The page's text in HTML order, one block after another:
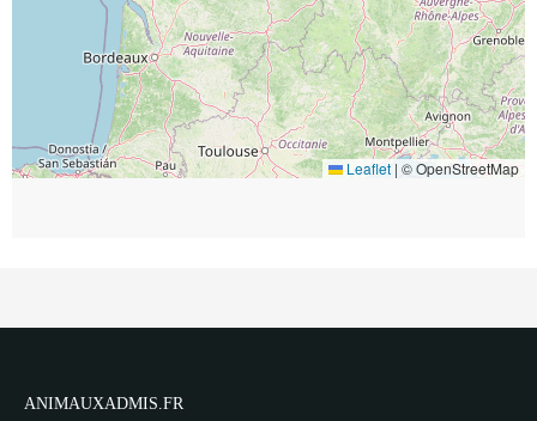
Leaflet | © OpenStreetMap
ANIMAUXADMIS.FR